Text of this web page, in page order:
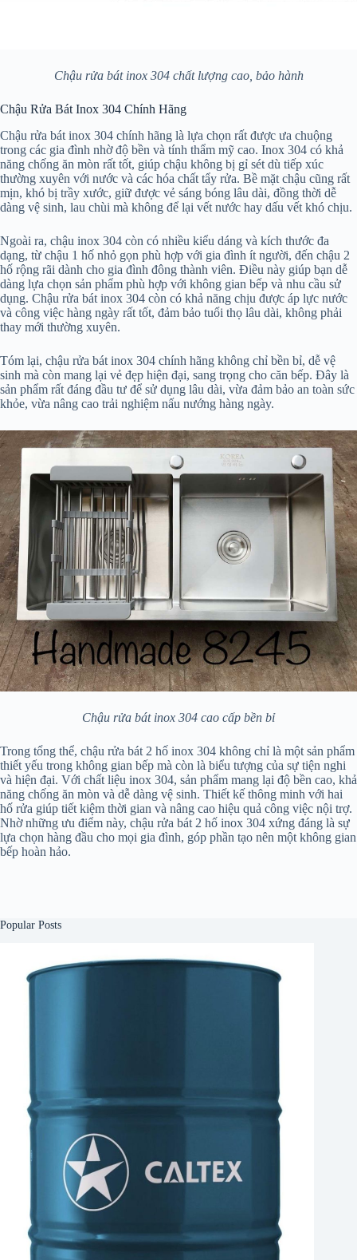
Chậu rửa bát inox 304 chất lượng cao, bảo hành
Chậu Rửa Bát Inox 304 Chính Hãng
Chậu rửa bát inox 304 chính hãng là lựa chọn rất được ưa chuộng
trong các gia đình nhờ độ bền và tính thẩm mỹ cao. Inox 304 có khả
năng chống ăn mòn rất tốt, giúp chậu không bị gỉ sét dù tiếp xúc
thường xuyên với nước và các hóa chất tẩy rửa. Bề mặt chậu cũng rất
mịn, khó bị trầy xước, giữ được vẻ sáng bóng lâu dài, đồng thời dễ
dàng vệ sinh, lau chùi mà không để lại vết nước hay dấu vết khó chịu.
Ngoài ra, chậu inox 304 còn có nhiều kiểu dáng và kích thước đa
dạng, từ chậu 1 hố nhỏ gọn phù hợp với gia đình ít người, đến chậu 2
hố rộng rãi dành cho gia đình đông thành viên. Điều này giúp bạn dễ
dàng lựa chọn sản phẩm phù hợp với không gian bếp và nhu cầu sử
dụng. Chậu rửa bát inox 304 còn có khả năng chịu được áp lực nước
và công việc hàng ngày rất tốt, đảm bảo tuổi thọ lâu dài, không phải
thay mới thường xuyên.
Tóm lại, chậu rửa bát inox 304 chính hãng không chỉ bền bỉ, dễ vệ
sinh mà còn mang lại vẻ đẹp hiện đại, sang trọng cho căn bếp. Đây là
sản phẩm rất đáng đầu tư để sử dụng lâu dài, vừa đảm bảo an toàn sức
khỏe, vừa nâng cao trải nghiệm nấu nướng hàng ngày.
Chậu rửa bát inox 304 cao cấp bền bỉ
Trong tổng thể, chậu rửa bát 2 hố inox 304 không chỉ là một sản phẩm
thiết yếu trong không gian bếp mà còn là biểu tượng của sự tiện nghi
và hiện đại. Với chất liệu inox 304, sản phẩm mang lại độ bền cao, khả
năng chống ăn mòn và dễ dàng vệ sinh. Thiết kế thông minh với hai
hố rửa giúp tiết kiệm thời gian và nâng cao hiệu quả công việc nội trợ.
Nhờ những ưu điểm này, chậu rửa bát 2 hố inox 304 xứng đáng là sự
lựa chọn hàng đầu cho mọi gia đình, góp phần tạo nên một không gian
bếp hoàn hảo.
Popular Posts